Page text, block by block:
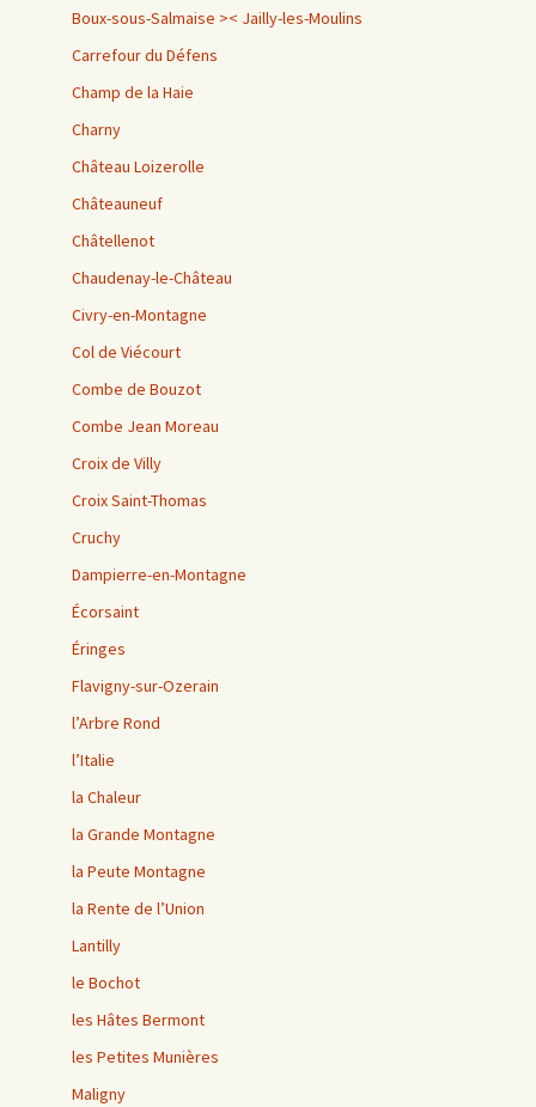
Boux-sous-Salmaise >< Jailly-les-Moulins
Carrefour du Défens
Champ de la Haie
Charny
Château Loizerolle
Châteauneuf
Châtellenot
Chaudenay-le-Château
Civry-en-Montagne
Col de Viécourt
Combe de Bouzot
Combe Jean Moreau
Croix de Villy
Croix Saint-Thomas
Cruchy
Dampierre-en-Montagne
Écorsaint
Éringes
Flavigny-sur-Ozerain
l’Arbre Rond
l’Italie
la Chaleur
la Grande Montagne
la Peute Montagne
la Rente de l’Union
Lantilly
le Bochot
les Hâtes Bermont
les Petites Munières
Maligny